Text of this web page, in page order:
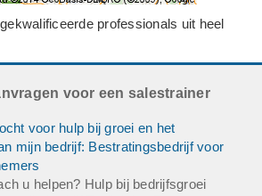
professionals uit heel
voor een salestrainer
voor hulp bij groei en het
mijn bedrijf: Bestratingsbedrijf voor
u helpen? Hulp bij bedrijfsgroei